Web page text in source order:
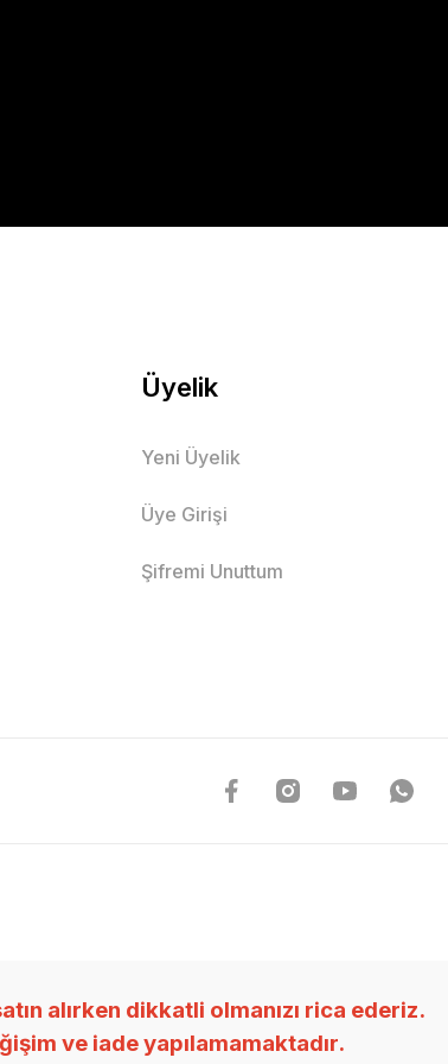
Üyelik
Yeni Üyelik
Üye Girişi
Şifremi Unuttum
alırken dikkatli olmanızı rica ederiz.
ve iade yapılamamaktadır.